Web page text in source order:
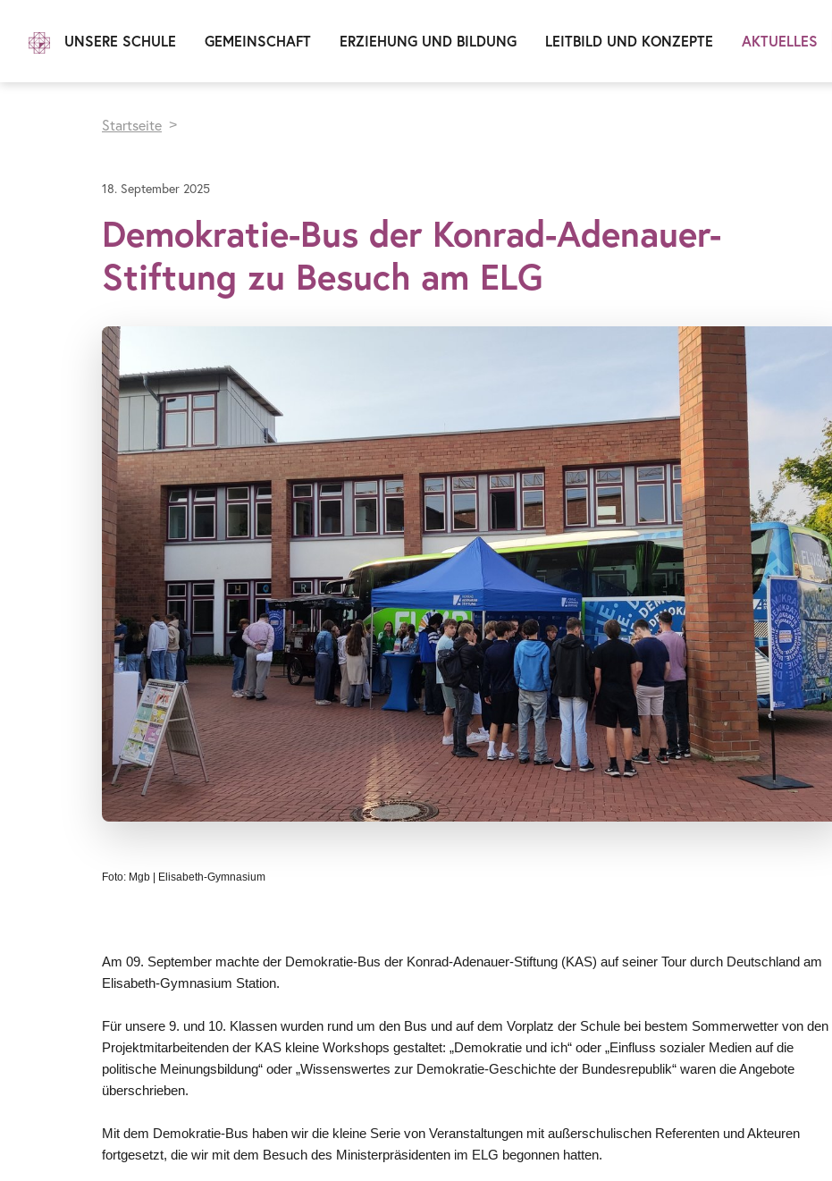
UNSERE SCHULE GEMEINSCHAFT ERZIEHUNG UND BILDUNG LEITBILD UND KONZEPTE AKTUELLES
Startseite
18. September 2025
Demokratie-Bus der Konrad-Adenauer-
Stiftung zu Besuch am ELG
Foto: Mgb | Elisabeth-Gymnasium
Am 09. September machte der Demokratie-Bus der Konrad-Adenauer-Stiftung (KAS) auf seiner Tour durch Deutschland am
Elisabeth-Gymnasium Station.
Für unsere 9. und 10. Klassen wurden rund um den Bus und auf dem Vorplatz der Schule bei bestem Sommerwetter von den
Projektmitarbeitenden der KAS kleine Workshops gestaltet: „Demokratie und ich“ oder „Einfluss sozialer Medien auf die
politische Meinungsbildung“ oder „Wissenswertes zur Demokratie-Geschichte der Bundesrepublik“ waren die Angebote
überschrieben.
Mit dem Demokratie-Bus haben wir die kleine Serie von Veranstaltungen mit außerschulischen Referenten und Akteuren
fortgesetzt, die wir mit dem Besuch des Ministerpräsidenten im ELG begonnen hatten.